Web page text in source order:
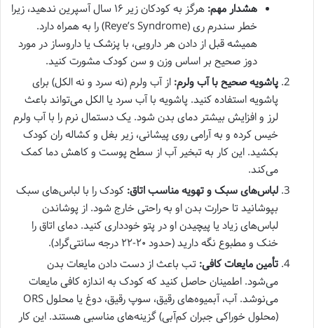
هشدار مهم:
هرگز به کودکان زیر ۱۶ سال آسپرین ندهید، زیرا
خطر سندرم ری (Reye’s Syndrome) را به همراه دارد.
همیشه قبل از دادن هر دارویی، با پزشک یا داروساز در مورد
دوز صحیح بر اساس وزن و سن کودک مشورت کنید.
پاشویه صحیح با آب ولرم: از آب ولرم (نه سرد و نه الکل) برای
پاشویه استفاده کنید. پاشویه با آب سرد یا الکل می‌تواند باعث
لرز و افزایش بیشتر دمای بدن شود. یک دستمال نرم را با آب ولرم
خیس کرده و به آرامی روی پیشانی، زیر بغل و کشاله ران کودک
بکشید. این کار به تبخیر آب از سطح پوست و کاهش دما کمک
می‌کند.
لباس‌های سبک و تهویه مناسب اتاق: کودک را با لباس‌های سبک
بپوشانید تا حرارت بدن او به راحتی خارج شود. از پوشاندن
لباس‌های زیاد یا پیچیدن او در پتو خودداری کنید. دمای اتاق را
خنک و مطبوع نگه دارید (حدود ۲۰-۲۲ درجه سانتی‌گراد).
تأمین مایعات کافی: تب باعث از دست دادن مایعات بدن
می‌شود. اطمینان حاصل کنید که کودک به اندازه کافی مایعات
می‌نوشد. آب، آبمیوه‌های رقیق، سوپ رقیق، دوغ یا محلول ORS
(محلول خوراکی جبران کم‌آبی) گزینه‌های مناسبی هستند. این کار